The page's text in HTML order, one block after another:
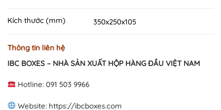
Kích thước (mm) 350x250x105
Thông tin liên hệ
IBC BOXES – NHÀ SẢN XUẤT HỘP HÀNG ĐẦU VIỆT NAM
Hotline: 091 503 9966
Website: https://ibcboxes.com